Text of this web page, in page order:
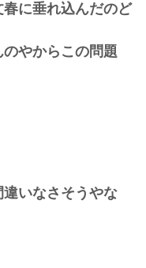
に垂れ込んだのど
やからこの問題
いなさそうやな